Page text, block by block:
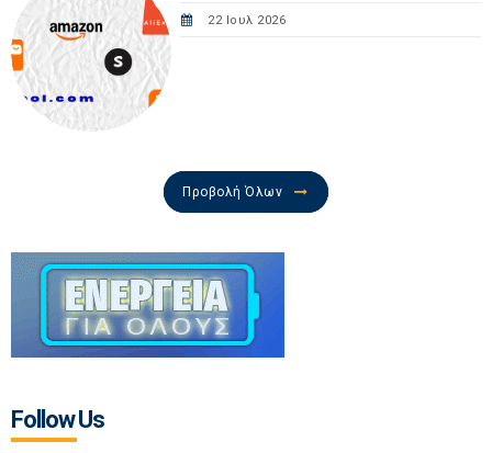
22 Ιουλ 2026
Προβολή Όλων
Follow Us